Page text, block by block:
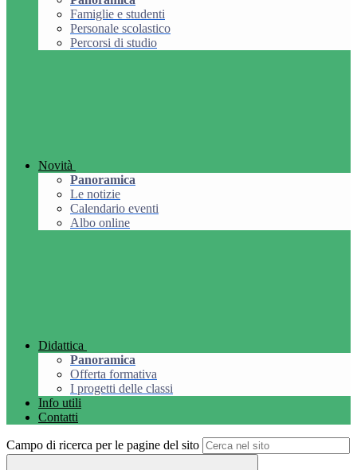
Famiglie e studenti
Personale scolastico
Percorsi di studio
Novità
Panoramica
Le notizie
Calendario eventi
Albo online
Didattica
Panoramica
Offerta formativa
I progetti delle classi
Info utili
Contatti
Campo di ricerca per le pagine del sito